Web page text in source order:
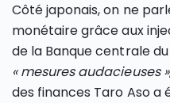
Côté japonais, on ne
monétaire grâce aux
de la Banque centrale
« mesures audacieuses »
des finances Taro Aso a